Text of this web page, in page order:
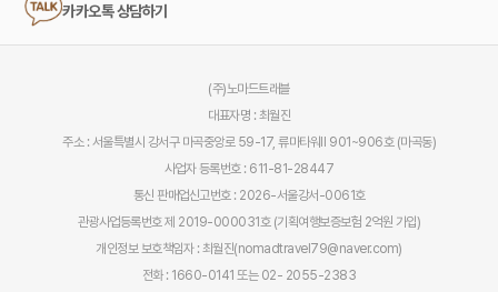
카카오톡 상담하기
(주)노마드트래블
대표자명 : 최월진
주소 : 서울특별시 강서구 마곡중앙로 59-17, 류마타워Ⅱ 901~906호 (마곡동)
사업자 등록번호 : 611-81-28447
통신 판매업신고번호 : 2026-서울강서-0061호
관광사업등록번호 제 2019-000031호 (기획여행보증보험 2억원 가입)
개인정보 보호책임자 : 최월진(nomadtravel79@naver.com)
전화 : 1660-0141 또는 02- 2055-2383